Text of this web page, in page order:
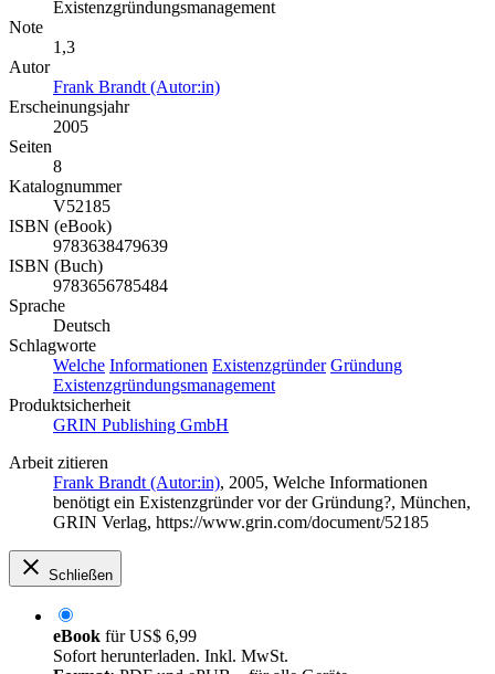
Existenzgründungsmanagement
Note
1,3
Autor
Frank Brandt (Autor:in)
Erscheinungsjahr
2005
Seiten
8
Katalognummer
V52185
ISBN (eBook)
9783638479639
ISBN (Buch)
9783656785484
Sprache
Deutsch
Schlagworte
Welche Informationen Existenzgründer Gründung
Existenzgründungsmanagement
Produktsicherheit
GRIN Publishing GmbH
Arbeit zitieren
Frank Brandt (Autor:in), 2005, Welche Informationen
benötigt ein Existenzgründer vor der Gründung?, München,
GRIN Verlag, https://www.grin.com/document/52185
Schließen
eBook fürUS$ 6,99
Sofort herunterladen. Inkl. MwSt.